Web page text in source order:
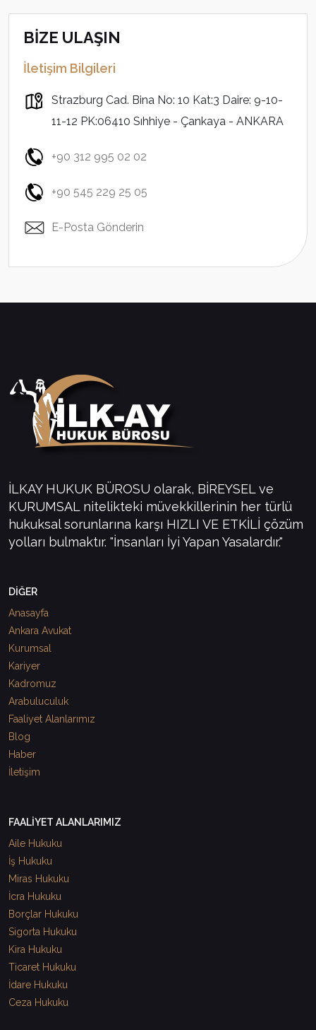
BİZE ULAŞIN
İletişim Bilgileri
Strazburg Cad. Bina No: 10 Kat:3 Daire: 9-10-
11-12 PK:06410 Sıhhiye - Çankaya - ANKARA
+90 312 995 02 02
+90 545 229 25 05
E-Posta Gönderin
İLKAY HUKUK BÜROSU olarak, BİREYSEL ve
KURUMSAL nitelikteki müvekkillerinin her türlü
hukuksal sorunlarına karşı HIZLI VE ETKİLİ çözüm
yolları bulmaktır. "İnsanları İyi Yapan Yasalardır."
DİĞER
Anasayfa
Ankara Avukat
Kurumsal
Kariyer
Kadromuz
Arabuluculuk
Faaliyet Alanlarımız
Blog
Haber
İletişim
FAALİYET ALANLARIMIZ
Aile Hukuku
İş Hukuku
Miras Hukuku
İcra Hukuku
Borçlar Hukuku
Sigorta Hukuku
Kira Hukuku
Ticaret Hukuku
İdare Hukuku
Ceza Hukuku